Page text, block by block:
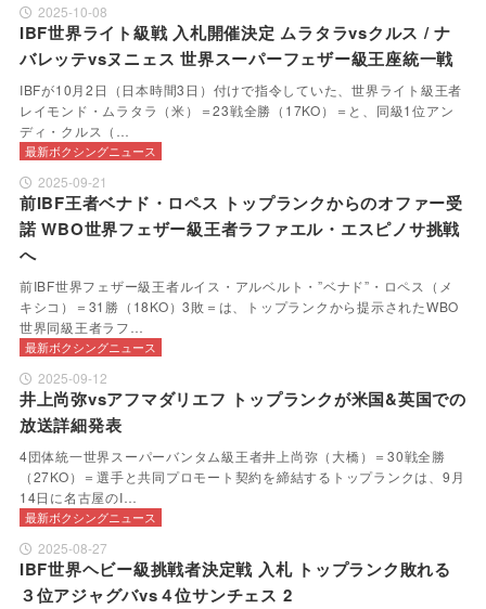
2025-10-08
IBF世界ライト級戦 入札開催決定 ムラタラvsクルス / ナ
バレッテvsヌニェス 世界スーパーフェザー級王座統一戦
IBFが10月2日（日本時間3日）付けで指令していた、世界ライト級王者
レイモンド・ムラタラ（米）＝23戦全勝（17KO）＝と、同級1位アン
ディ・クルス（…
最新ボクシングニュース
2025-09-21
前IBF王者ベナド・ロペス トップランクからのオファー受
諾 WBO世界フェザー級王者ラファエル・エスピノサ挑戦
へ
前IBF世界フェザー級王者ルイス・アルベルト・”ベナド”・ロペス（メ
キシコ）＝31勝（18KO）3敗＝は、トップランクから提示されたWBO
世界同級王者ラフ…
最新ボクシングニュース
2025-09-12
井上尚弥vsアフマダリエフ トップランクが米国&英国での
放送詳細発表
4団体統一世界スーパーバンタム級王者井上尚弥（大橋）＝30戦全勝
（27KO）＝選手と共同プロモート契約を締結するトップランクは、9月
14日に名古屋のI…
最新ボクシングニュース
2025-08-27
IBF世界ヘビー級挑戦者決定戦 入札 トップランク敗れる
３位アジャグバvs４位サンチェス 2